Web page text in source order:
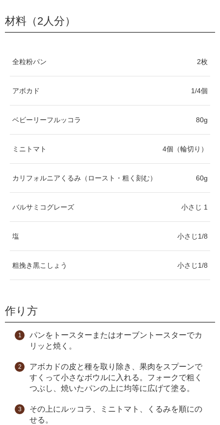
材料（2人分）
全粒粉パン 2枚
アボカド 1/4個
ベビーリーフルッコラ 80g
ミニトマト 4個（輪切り）
カリフォルニアくるみ（ロースト・粗く刻む） 60g
バルサミコグレーズ 小さじ 1
塩 小さじ1/8
粗挽き黒こしょう 小さじ1/8
作り方
パンをトースターまたはオーブントースターでカ
リッと焼く。
アボカドの皮と種を取り除き、果肉をスプーンで
すくって小さなボウルに入れる。フォークで粗く
つぶし、焼いたパンの上に均等に広げて塗る。
その上にルッコラ、ミニトマト、くるみを順にの
せる。